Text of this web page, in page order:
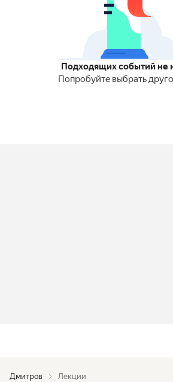
Подходящих событий не
Попробуйте выбрать
Дмитров Лекции